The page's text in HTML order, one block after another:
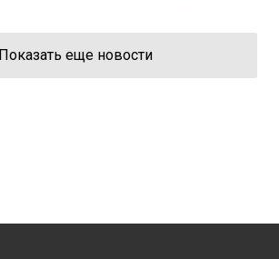
Показать еще новости